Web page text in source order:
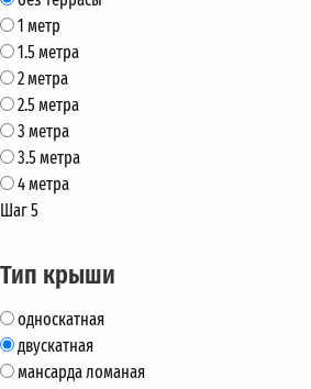
1 метр
1.5 метра
2 метра
2.5 метра
3 метра
3.5 метра
4 метра
Шаг 5
Тип крыши
односкатная
двускатная
мансарда ломаная